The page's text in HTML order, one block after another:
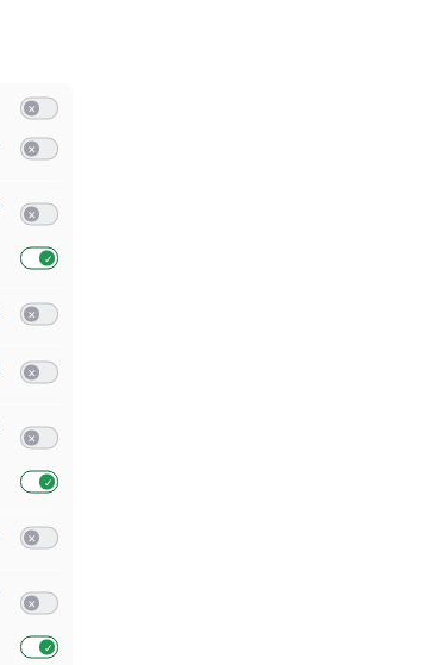
zu Speichern von oder Zugriff auf Informationen auf einem Endgerät
zu Verwendung reduzierter Daten zur Auswahl von Werbeanzeigen
zu Erstellung von Profilen für personalisierte Werbung
zu Verwendung von Profilen zur Auswahl personalisierter Werbung
zu Messung der Werbeleistung
zu Messung der Performance von Inhalten
zu Analyse von Zielgruppen durch Statistiken oder Kombinationen von